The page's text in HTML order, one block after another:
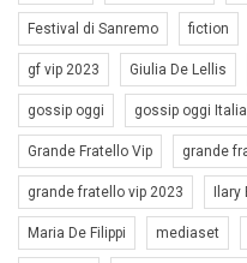
Festival di Sanremo fiction
gf vip 2023 Giulia De Lellis
gossip oggi gossip oggi Italia
Grande Fratello Vip grande
grande fratello vip 2023 Ilary
Maria De Filippi mediaset